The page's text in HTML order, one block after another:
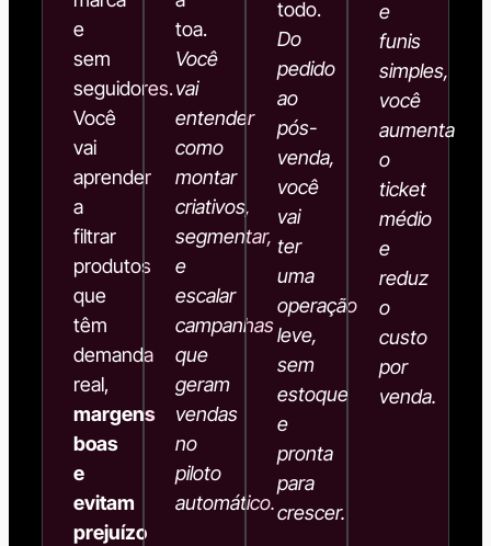
e
sem
seguidores.
Você
vai
aprender
a
filtrar
produtos
que
têm
demanda
real,
margens
boas
e
evitam
prejuízo
toa.
Você
vai
entender
como
montar
criativos,
segmentar,
e
escalar
campanhas
que
geram
vendas
no
piloto
automático.
todo.
Do
pedido
ao
pós-
venda,
você
vai
ter
uma
operação
leve,
sem
estoque
e
pronta
para
crescer.
e
funis
simples,
você
aumenta
o
ticket
médio
e
reduz
o
custo
por
venda.